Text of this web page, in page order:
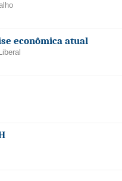
econômica atual